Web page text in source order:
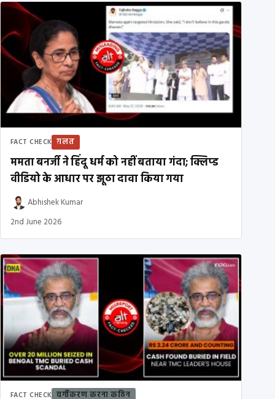
FACT CHECK ग़लत
ममता बनर्जी ने हिंदू धर्म को नहीं बताया गंदा; क्लिप्ड
वीडियो के आधार पर झूठा दावा किया गया
Abhishek Kumar
2nd June 2026
FACT CHECK वर्गीकरण करना कठिन